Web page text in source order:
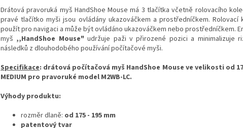
Drátová pravoruká myš HandShoe Mouse má 3 tlačítka včetně rolovacího
pravé tlačítko myši jsou ovládány ukazováčkem a prostředníčkem. Rolovací
použít pro navigaci a může být ovládáno ukazováčkem nebo prostředníčkem.
myš ,,HandShoe Mouse" udržuje paži v přirozené pozici a minimalizuje
následků z dlouhodobého používání počítačové myši.
Specifikace: drátová počítačová myš HandShoe Mouse ve velikosti od
MEDIUM pro pravoruké model M2WB-LC.
Výhody produktu:
rozměr dlaně: od 175 - 195 mm
patentový tvar